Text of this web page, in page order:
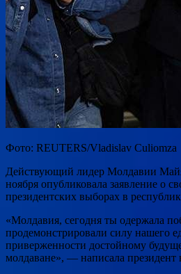
Фото: REUTERS/Vladislav Culiomza
Действующий лидер Молдавии
ноября опубликовала заявление о
президентских выборах в
«Молдавия, сегодня ты одержала
продемонстрировали силу нашего
приверженности достойному
молдаване», ― написала президент